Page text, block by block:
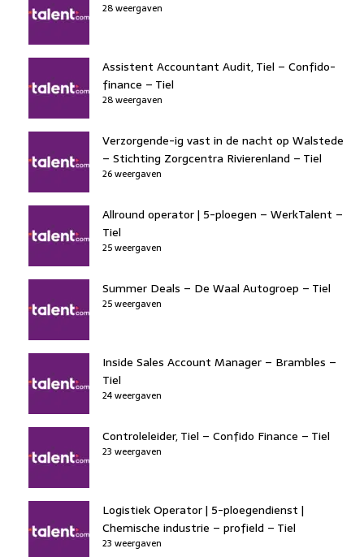
28 weergaven
Assistent Accountant Audit, Tiel – Confido-
finance – Tiel
28 weergaven
Verzorgende-ig vast in de nacht op Walstede
– Stichting Zorgcentra Rivierenland – Tiel
26 weergaven
Allround operator | 5-ploegen – WerkTalent –
Tiel
25 weergaven
Summer Deals – De Waal Autogroep – Tiel
25 weergaven
Inside Sales Account Manager – Brambles –
Tiel
24 weergaven
Controleleider, Tiel – Confido Finance – Tiel
23 weergaven
Logistiek Operator | 5-ploegendienst |
Chemische industrie – profield – Tiel
23 weergaven